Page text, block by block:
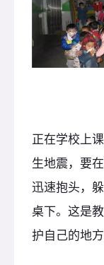
正在学校上
生地震，要
迅速抱头，
桌下。这是
护自己的地方